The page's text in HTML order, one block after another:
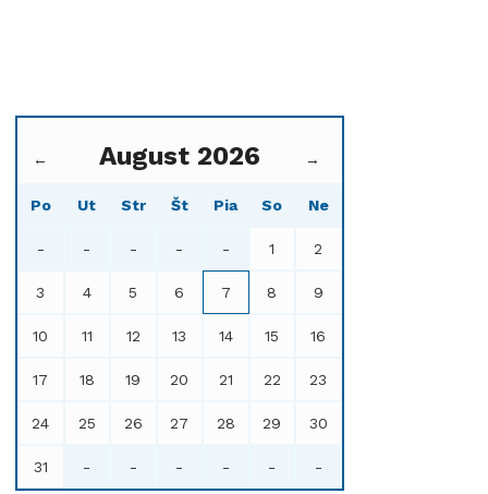
← August 2026 →
Po Ut Str Št Pia So Ne
- - - - - 1 2
3 4 5 6 7 8 9
10 11 12 13 14 15 16
17 18 19 20 21 22 23
24 25 26 27 28 29 30
31 - - - - - -